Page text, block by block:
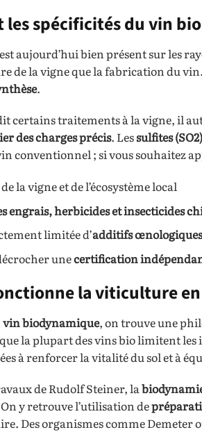
les spécificités du vin
aujourd’hui bien présent sur les
de la vigne que la fabrication du
.
certains traitements à la vigne, il
des charges précis. Lessulfites (SO2)
conventionnel ; si vous souhaitez
la vigne et de l’écosystème local
engrais, herbicides et insecticides
limitée d’additifs œnologiques
unecertification
la viticulture
vin biodynamique, on trouve une
la plupart des vins bio limitent
à renforcer la vitalité du sol et à
de Rudolf Steiner, la
y retrouve l’utilisation de
Des organismes comme Demeter